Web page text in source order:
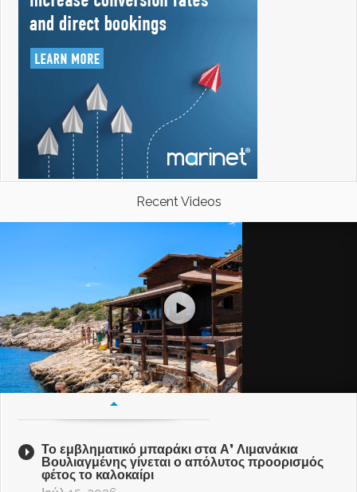
Recent Videos
Το εμβληματικό μπαράκι στα Α’ Λιμανάκια
Βουλιαγμένης γίνεται ο απόλυτος προορισμός
φέτος το καλοκαίρι